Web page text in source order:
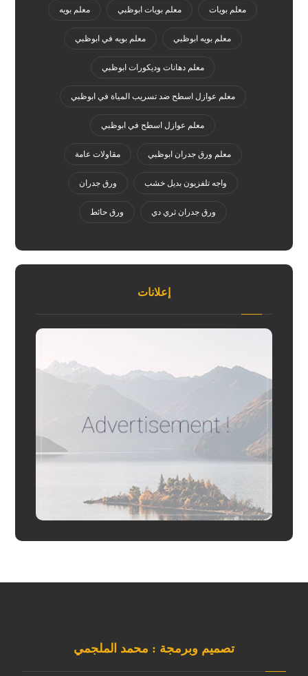
معلم بويات معلم بويات ابوظبي معلم بويه
معلم بويه ابوظبي معلم بويه في ابوظبي
معلم دهانات وديكورات ابوظبي
معلم عوازل اسطح ضد تسريب المياة في ابوظبي
معلم عوازل اسطح في ابوظبي
معلم ورق جدران ابوظبي مقاولات عامة
واجه تلفزيون بديل خشب ورق جدران
ورق جدران ثري دي ورق حائط
إعلانات
تصميم وبرمجة : محمد الملجمي